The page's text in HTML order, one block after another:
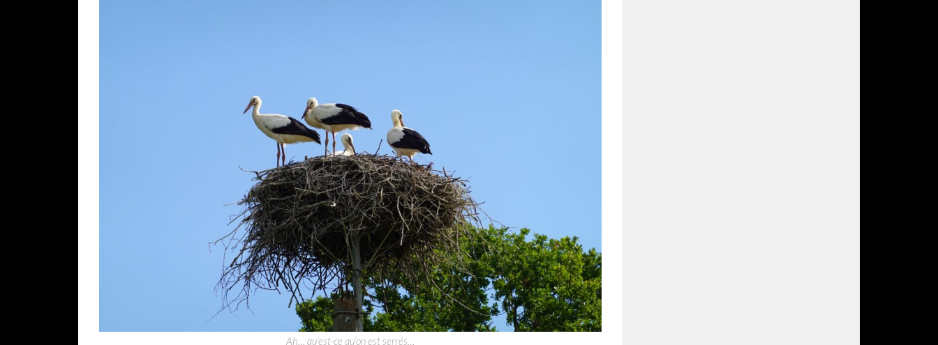
Ah… qu’est-ce qu’on est serrés…